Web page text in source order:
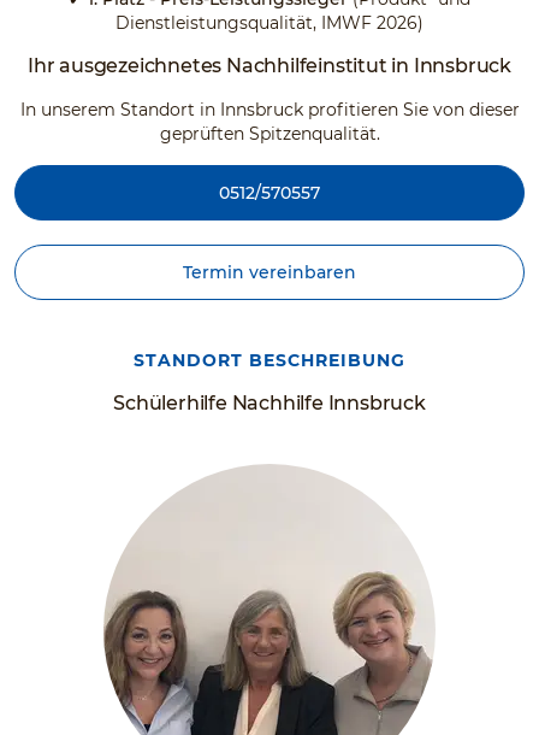
Dienstleistungsqualität, IMWF 2026)
Ihr ausgezeichnetes Nachhilfeinstitut in Innsbruck
In unserem Standort in Innsbruck profitieren Sie von dieser
geprüften Spitzenqualität.
0512/570557
Termin vereinbaren
Schülerhilfe Nachhilfe Innsbruck
STANDORT BESCHREIBUNG